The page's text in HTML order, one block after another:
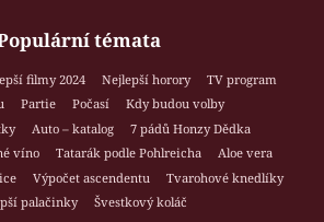
témata
filmy 2024 Nejlepší horory
TV program
Partie Počasí
Kdy budou volby
Auto – katalog
7 pádů Honzy Dědka
víno Tatarák podle Pohlreicha
Aloe vera
Výpočet ascendentu
Tvarohové knedlíky
palačinky
Švestkový koláč